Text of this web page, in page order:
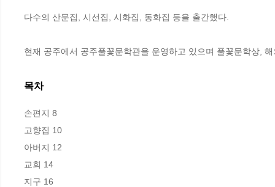
다수의 산문집, 시선집, 시화집, 동화집 등을 출간했다.
현재 공주에서 공주풀꽃문학관을 운영하고 있으며 풀꽃문학상,
목차
손편지 8
고향집 10
아버지 12
교회 14
지구 16